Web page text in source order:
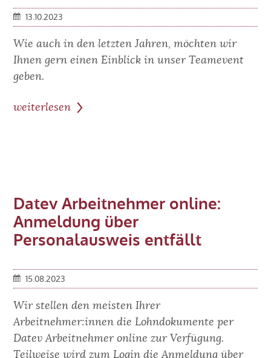
13.10.2023
Wie auch in den letzten Jahren, möchten wir
Ihnen gern einen Einblick in unser Teamevent
geben.
weiterlesen
Großen
Garten
Datev Arbeitnehmer online:
Anmeldung über
Personalausweis entfällt
15.08.2023
Wir stellen den meisten Ihrer
Arbeitnehmer:innen die Lohndokumente per
Datev Arbeitnehmer online zur Verfügung.
Teilweise wird zum Login die Anmeldung über